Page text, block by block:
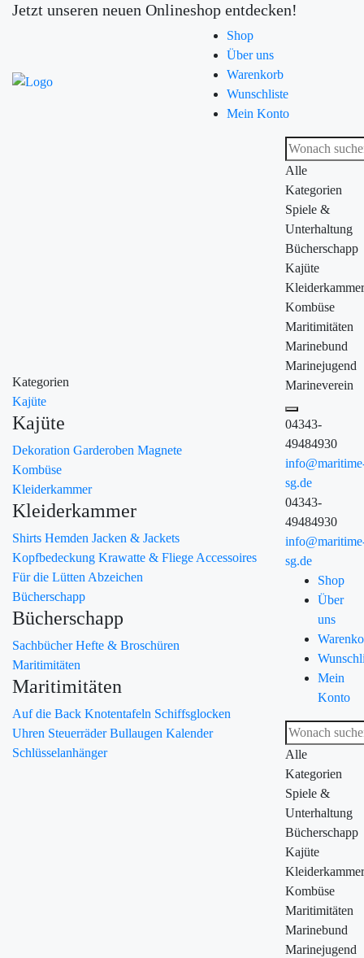
Jetzt unseren neuen Onlineshop entdecken!
Shop
Über uns
Warenkorb
Wunschliste
Mein Konto
Kategorien
Kajüte
Kajüte
Dekoration Garderoben Magnete
Kombüse
Kleiderkammer
Kleiderkammer
Shirts Hemden Jacken & Jackets
Kopfbedeckung Krawatte & Fliege Accessoires
Für die Lütten Abzeichen
Bücherschapp
Bücherschapp
SachbücherHefte & Broschüren
Maritimitäten
Maritimitäten
Auf die Back Knotentafeln Schiffsglocken
Uhren SteuerräderBullaugen Kalender
Schlüsselanhänger
Alle
Kategorien
Spiele &
Unterhaltung
Bücherschapp
Kajüte
Kleiderkammer
Kombüse
Maritimitäten
Marinebund
Marinejugend
Marineverein
04343-
49484930
sg.de
04343-
49484930
sg.de
Shop
Über
uns
Mein
Konto
Alle
Kategorien
Spiele &
Unterhaltung
Bücherschapp
Kajüte
Kleiderkammer
Kombüse
Maritimitäten
Marinebund
Marinejugend